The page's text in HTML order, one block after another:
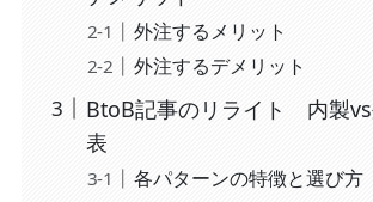
外注するメリット
外注するデメリット
BtoB記事のリライト 内製
表
各パターンの特徴と選び方